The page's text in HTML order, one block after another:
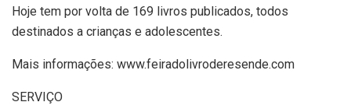
Hoje tem por volta de 169 livros publicados, todos
destinados a crianças e adolescentes.
Mais informações: www.feiradolivroderesende.com
SERVIÇO